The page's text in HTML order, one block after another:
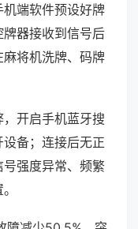
端软件预设好牌
器接收到信号后
将机洗牌、码牌
开启手机蓝牙搜
备；连接后无正
强度异常、频繁